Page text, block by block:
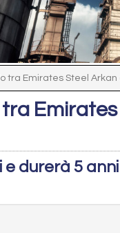
tra Emirates Steel Arkan
e durerà 5 anni